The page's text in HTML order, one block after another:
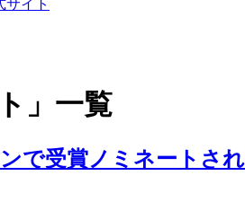
サイト
」 一覧
で受賞ノミネートさ